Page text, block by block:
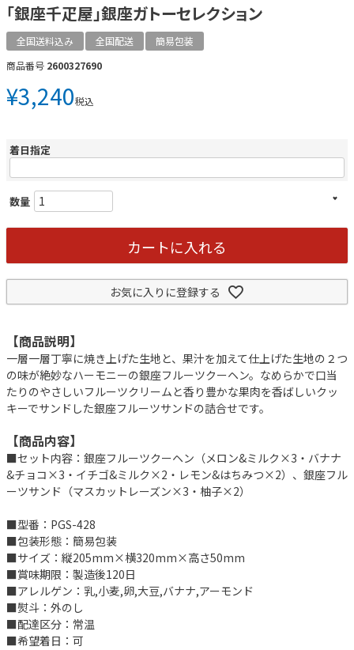
「銀座千疋屋」銀座ガトーセレクション
全国送料込み 全国配送
簡易包装
商品番号 2600327690
¥3,240税込
着日指定
カートに入れる
お気に入りに登録する
【商品説明】
一層一層丁寧に焼き上げた生地と、果汁を加えて仕上げた生地の２つ
の味が絶妙なハーモニーの銀座フルーツクーヘン。なめらかで口当
たりのやさしいフルーツクリームと香り豊かな果肉を香ばしいクッ
キーでサンドした銀座フルーツサンドの詰合せです。
【商品内容】
■セット内容：銀座フルーツクーヘン（メロン&ミルク×3・バナナ
&チョコ×3・イチゴ&ミルク×2・レモン&はちみつ×2）、銀座フル
ーツサンド（マスカットレーズン×3・柚子×2）
■型番：PGS-428
■包装形態：簡易包装
■サイズ：縦205mm×横320mm×高さ50mm
■賞味期限：製造後120日
■アレルゲン：乳,小麦,卵,大豆,バナナ,アーモンド
■熨斗：外のし
■配達区分：常温
■希望着日：可